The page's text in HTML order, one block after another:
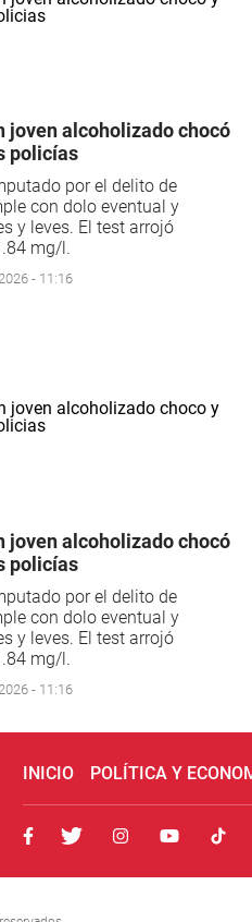
joven alcoholizado chocó
policías
por el delito de
con dolo eventual y
y leves. El test arrojó
mg/l.
- 11:16
joven alcoholizado chocó
policías
por el delito de
con dolo eventual y
y leves. El test arrojó
mg/l.
- 11:16
INICIO POLÍTICA Y